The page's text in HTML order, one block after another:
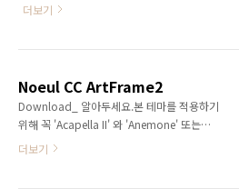
축해제된 폴더 넣기탈옥된 기기의 설정 > Xen
또는 Foreground Widgets 중 테마를 적용할..
지 않던 문제 수정 [ Weather icon fix - real
기탈옥된 모든 아이폰iPhone4, 4siPhone5,
5c, 5s, seiPhone6, 6 Plus, 6s, 6s Plus 테마옵
션 설치 및 적용방법자신의 기종에 맞는 첨부된
파일을 다운로드 후 압축해제(첨부파일은 본문
더보기
Noeul CC ArtFrame2
Download_ 알아두세요.본 테마를 적용하기
위해 꼭 'Acapella II' 와 'Anemone' 또는
'WinterBoard' 트윅이 필요한 것은 아닙니다.
더보기